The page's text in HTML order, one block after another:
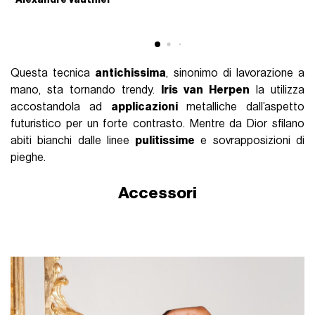
Questa tecnica antichissima, sinonimo di lavorazione a
mano, sta tornando trendy.
Iris van Herpen la utilizza
accostandola ad applicazionimetalliche dall’aspetto
futuristico per un forte contrasto. Mentre da Dior sfilano
abiti bianchi dalle linee pulitissime e sovrapposizioni di
pieghe.
Accessori